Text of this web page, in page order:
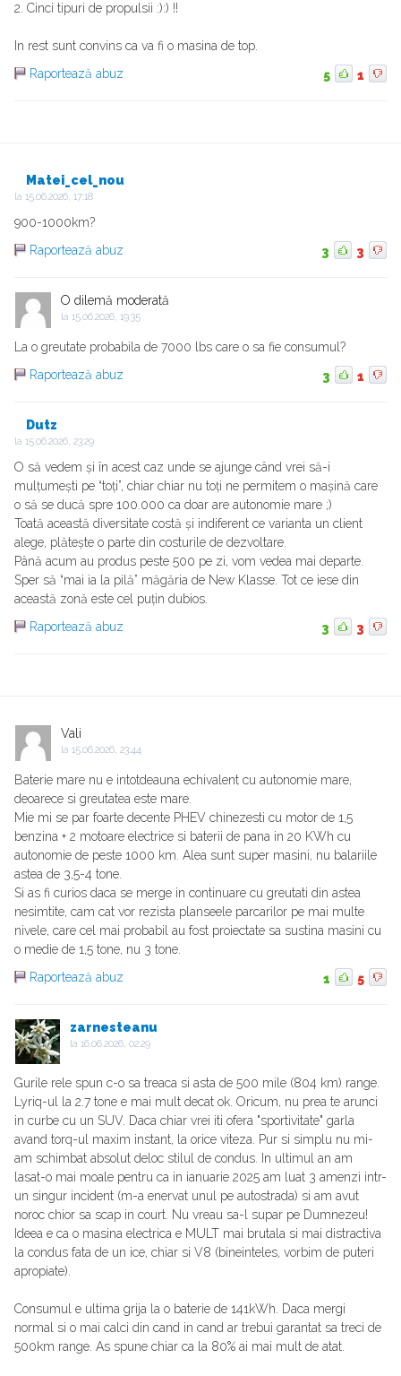
2. Cinci tipuri de propulsii :):) !!
In rest sunt convins ca va fi o masina de top.
Raportează abuz
5 1
Matei_cel_nou
la 15.06.2026, 17:18
900-1000km?
Raportează abuz
3 3
O dilemă moderată
la 15.06.2026, 19:35
La o greutate probabila de 7000 lbs care o sa fie consumul?
Raportează abuz
3 1
Dutz
la 15.06.2026, 23:29
O să vedem și în acest caz unde se ajunge când vrei să-i
mulțumești pe “toți”, chiar chiar nu toți ne permitem o mașină care
o să se ducă spre 100.000 ca doar are autonomie mare ;)
Toată această diversitate costă și indiferent ce varianta un client
alege, plătește o parte din costurile de dezvoltare.
Până acum au produs peste 500 pe zi, vom vedea mai departe.
Sper să “mai ia la pilă” măgăria de New Klasse. Tot ce iese din
această zonă este cel puțin dubios.
Raportează abuz
3 3
Vali
la 15.06.2026, 23:44
Baterie mare nu e intotdeauna echivalent cu autonomie mare,
deoarece si greutatea este mare.
Mie mi se par foarte decente PHEV chinezesti cu motor de 1,5
benzina + 2 motoare electrice si baterii de pana in 20 KWh cu
autonomie de peste 1000 km. Alea sunt super masini, nu balariile
astea de 3,5-4 tone.
Si as fi curios daca se merge in continuare cu greutati din astea
nesimtite, cam cat vor rezista planseele parcarilor pe mai multe
nivele, care cel mai probabil au fost proiectate sa sustina masini cu
o medie de 1,5 tone, nu 3 tone.
Raportează abuz
1 5
zarnesteanu
la 16.06.2026, 02:29
Gurile rele spun c-o sa treaca si asta de 500 mile (804 km) range.
Lyriq-ul la 2.7 tone e mai mult decat ok. Oricum, nu prea te arunci
in curbe cu un SUV. Daca chiar vrei iti ofera "sportivitate" garla
avand torq-ul maxim instant, la orice viteza. Pur si simplu nu mi-
am schimbat absolut deloc stilul de condus. In ultimul an am
lasat-o mai moale pentru ca in ianuarie 2025 am luat 3 amenzi intr-
un singur incident (m-a enervat unul pe autostrada) si am avut
noroc chior sa scap in court. Nu vreau sa-l supar pe Dumnezeu!
Ideea e ca o masina electrica e MULT mai brutala si mai distractiva
la condus fata de un ice, chiar si V8 (bineinteles, vorbim de puteri
apropiate).
Consumul e ultima grija la o baterie de 141kWh. Daca mergi
normal si o mai calci din cand in cand ar trebui garantat sa treci de
500km range. As spune chiar ca la 80% ai mai mult de atat.